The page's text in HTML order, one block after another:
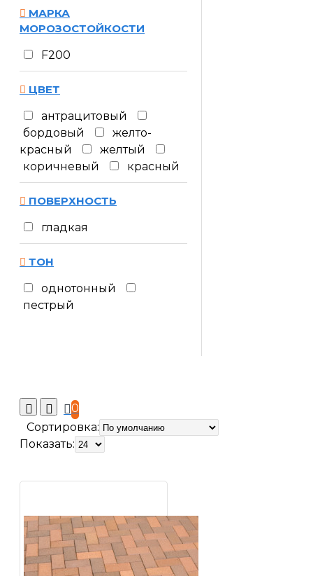
МАРКА
МОРОЗОСТОЙКОСТИ
F200
ЦВЕТ
антрацитовый
бордовый
желто-
красный
желтый
коричневый
красный
ПОВЕРХНОСТЬ
гладкая
ТОН
однотонный
пестрый
0
Сортировка:
Показать: